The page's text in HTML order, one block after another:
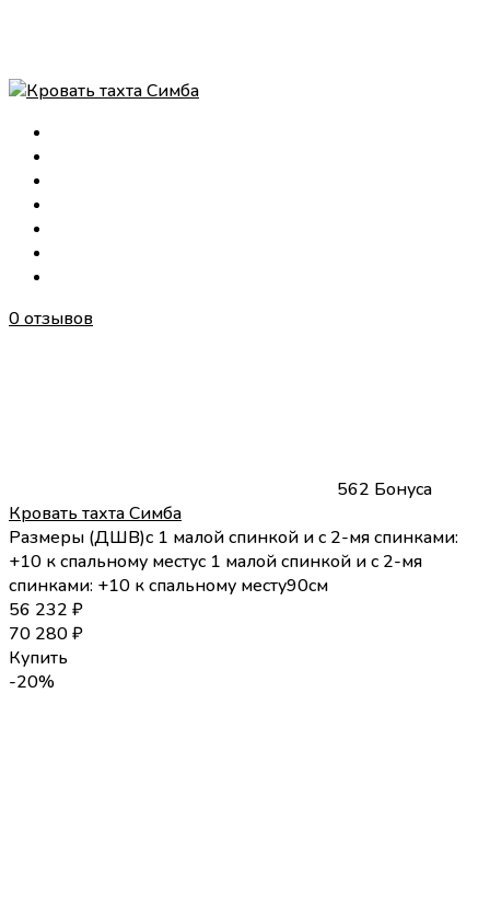
0 отзывов
562 Бонуса
Кровать тахта Симба
Размеры (ДШВ)с 1 малой спинкой и с 2-мя спинками:
+10 к спальному местус 1 малой спинкой и с 2-мя
спинками: +10 к спальному месту90см
56 232 ₽
70 280₽
Купить
-20%